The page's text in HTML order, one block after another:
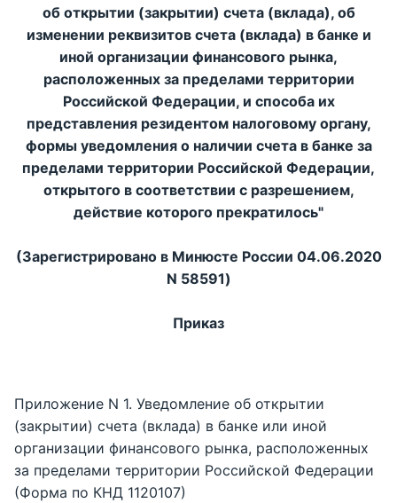
об открытии (закрытии) счета (вклада), об
изменении реквизитов счета (вклада) в банке и
иной организации финансового рынка,
расположенных за пределами территории
Российской Федерации, и способа их
представления резидентом налоговому органу,
формы уведомления о наличии счета в банке за
пределами территории Российской Федерации,
открытого в соответствии с разрешением,
действие которого прекратилось"
(Зарегистрировано в Минюсте России 04.06.2020
N 58591)
Приказ
Приложение N 1. Уведомление об открытии
(закрытии) счета (вклада) в банке или иной
организации финансового рынка, расположенных
за пределами территории Российской Федерации
(Форма по КНД 1120107)